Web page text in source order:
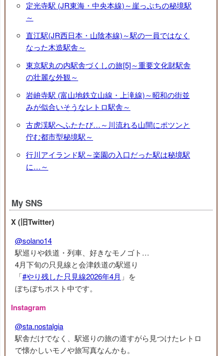
定光寺駅 (JR東海・中央本線)～崖っぷちの秘境駅
～
直江駅(JR西日本・山陰本線)～駅の一員ではなく
なった木造駅舎～
東京駅丸の内駅舎づくしの旅[5]～重要文化財駅舎
の壮麗な外観～
岩峅寺駅 (富山地鉄立山線・上滝線)～昭和の街並
みが似合いそうなレトロ駅舎～
古虎渓駅へふたたび…～川流れる山間にポツンと
佇む都市型秘境駅～
行川アイランド駅～楽園の入口だった駅は秘境駅
に…～
My SNS
X (旧Twitter)
@solano14
駅巡りや鉄道・列車、好きなモノゴト…
4月下旬の只見線と会津鉄道の駅巡り
「#やり残した只見線2026年4月 」を
ぼちぼちポスト中です。
Instagram
@sta.nostalgia
駅舎だけでなく、駅巡りの旅の道すがら見つけたレトロ
で懐かしいモノや旅写真なんかも。